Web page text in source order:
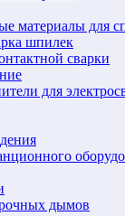
материалы для
шпилек
сварки
для
дымов